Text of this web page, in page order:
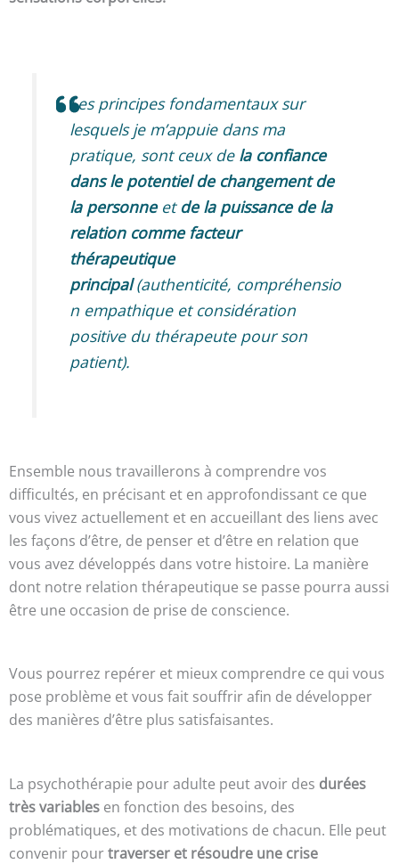
Les principes fondamentaux sur
lesquels je m’appuie dans ma
pratique, sont ceux de la confiance
dans le potentiel de changement de
la personneet de la puissance de la
relation comme facteur
thérapeutique
principal(authenticité, compréhensio
n empathique et considération
positive du thérapeute pour son
patient).
Ensemble nous travaillerons à comprendre vos
difficultés, en précisant et en approfondissant ce que
vous vivez actuellement et en accueillant des liens avec
les façons d’être, de penser et d’être en relation que
vous avez développés dans votre histoire. La manière
dont notre relation thérapeutique se passe pourra aussi
être une occasion de prise de conscience.
Vous pourrez repérer et mieux comprendre ce qui vous
pose problème et vous fait souffrir afin de développer
des manières d’être plus satisfaisantes.
La psychothérapie pour adulte peut avoir des durées
très variables en fonction des besoins, des
problématiques, et des motivations de chacun. Elle peut
convenir pourtraverser et résoudre une crise